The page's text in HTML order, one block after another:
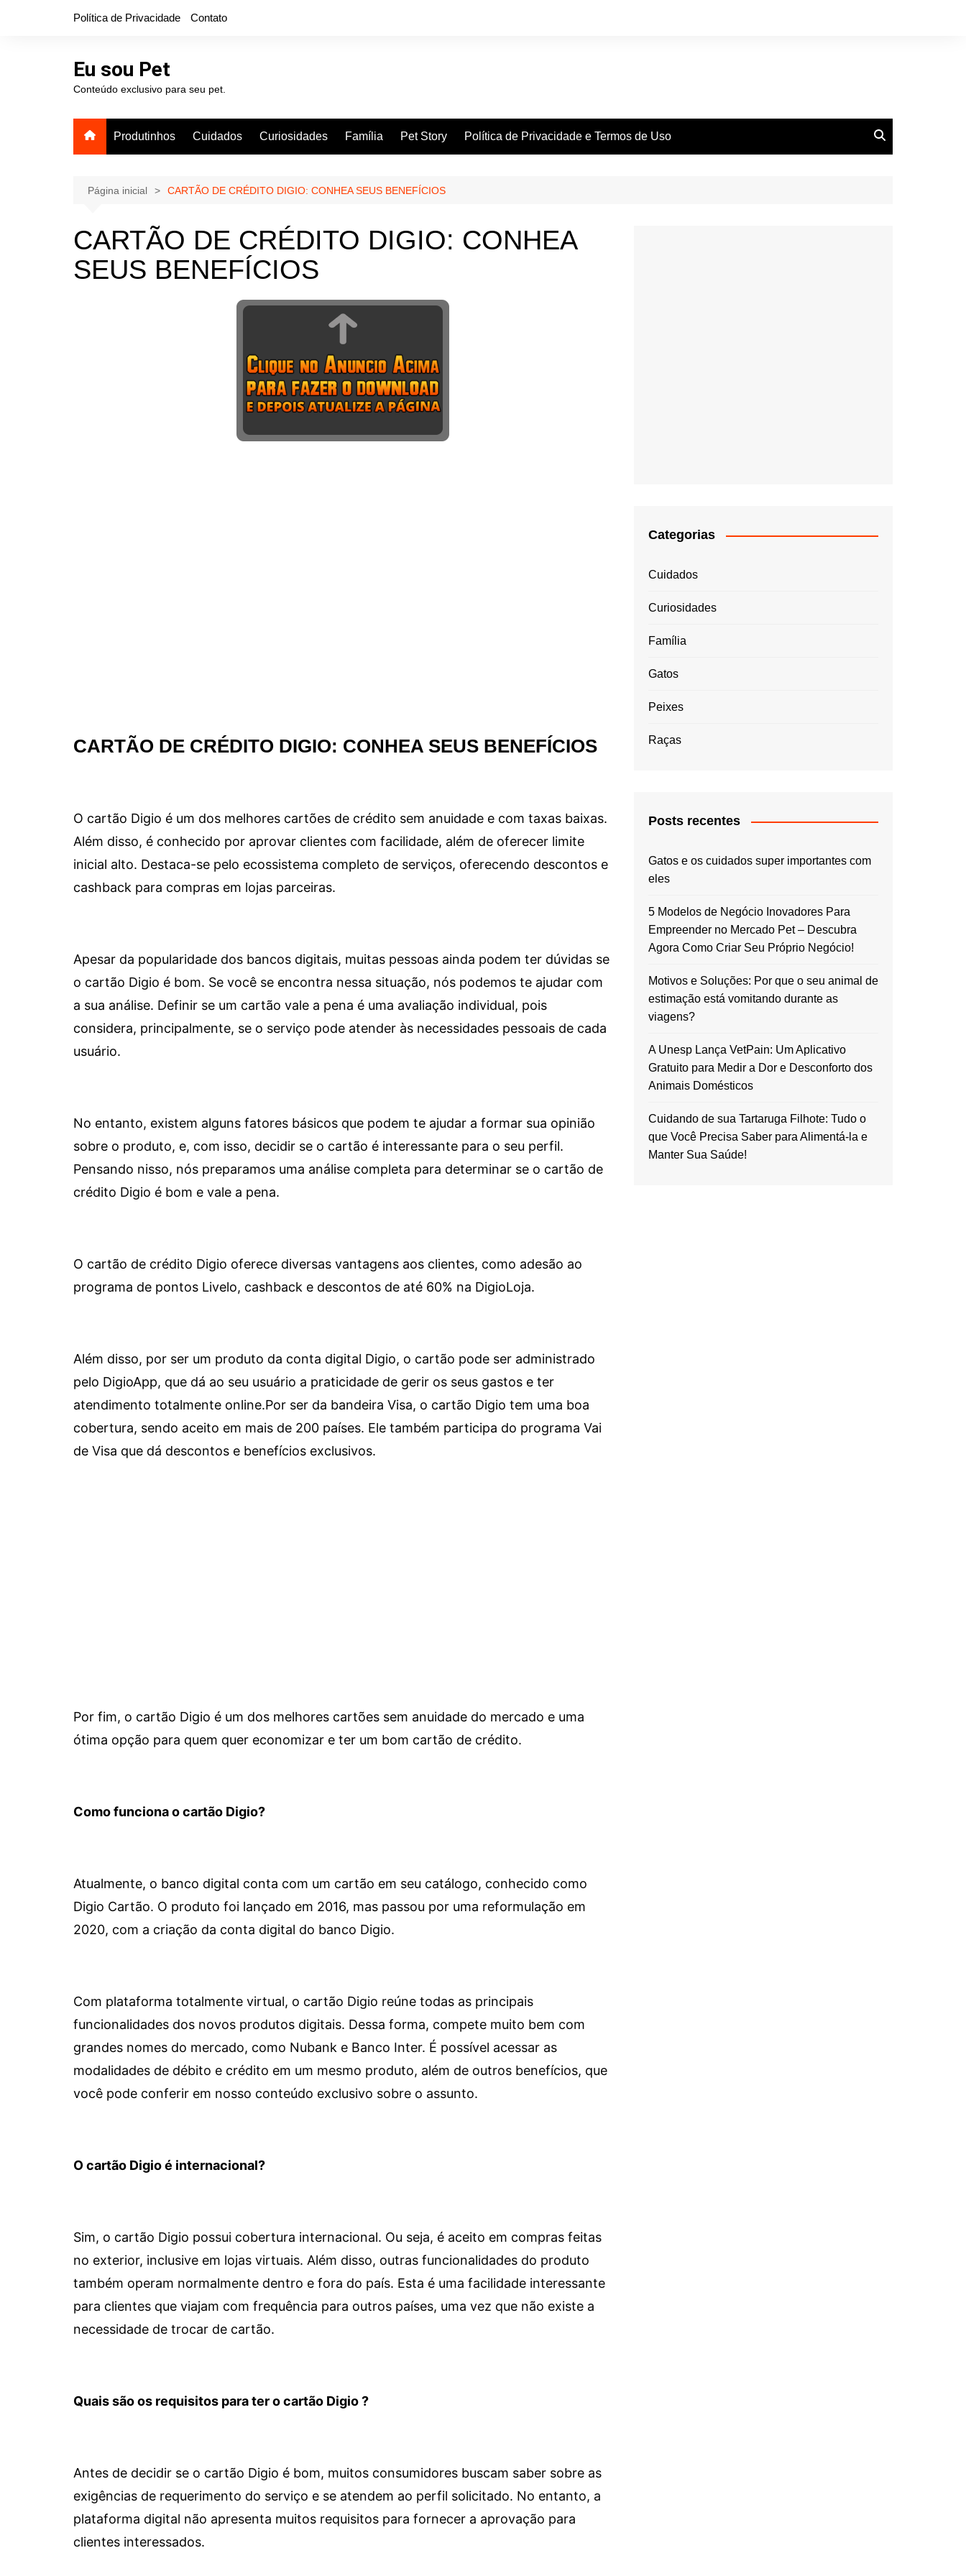
Política de Privacidade Contato
Eu sou Pet
Conteúdo exclusivo para seu pet.
Produtinhos Cuidados Curiosidades Família Pet Story Política de Privacidade e Termos de Uso
Página inicial CARTÃO DE CRÉDITO DIGIO: CONHEA SEUS BENEFÍCIOS
CARTÃO DE CRÉDITO DIGIO: CONHEA
SEUS BENEFÍCIOS
CARTÃO DE CRÉDITO DIGIO: CONHEA SEUS BENEFÍCIOS
O cartão Digio é um dos melhores cartões de crédito sem anuidade e com taxas baixas.
Além disso, é conhecido por aprovar clientes com facilidade, além de oferecer limite
inicial alto. Destaca-se pelo ecossistema completo de serviços, oferecendo descontos e
cashback para compras em lojas parceiras.
Apesar da popularidade dos bancos digitais, muitas pessoas ainda podem ter dúvidas se
o cartão Digio é bom. Se você se encontra nessa situação, nós podemos te ajudar com
a sua análise. Definir se um cartão vale a pena é uma avaliação individual, pois
considera, principalmente, se o serviço pode atender às necessidades pessoais de cada
usuário.
No entanto, existem alguns fatores básicos que podem te ajudar a formar sua opinião
sobre o produto, e, com isso, decidir se o cartão é interessante para o seu perfil.
Pensando nisso, nós preparamos uma análise completa para determinar se o cartão de
crédito Digio é bom e vale a pena.
O cartão de crédito Digio oferece diversas vantagens aos clientes, como adesão ao
programa de pontos Livelo, cashback e descontos de até 60% na DigioLoja.
Além disso, por ser um produto da conta digital Digio, o cartão pode ser administrado
pelo DigioApp, que dá ao seu usuário a praticidade de gerir os seus gastos e ter
atendimento totalmente online.Por ser da bandeira Visa, o cartão Digio tem uma boa
cobertura, sendo aceito em mais de 200 países. Ele também participa do programa Vai
de Visa que dá descontos e benefícios exclusivos.
Por fim, o cartão Digio é um dos melhores cartões sem anuidade do mercado e uma
ótima opção para quem quer economizar e ter um bom cartão de crédito.
Como funciona o cartão Digio?
Atualmente, o banco digital conta com um cartão em seu catálogo, conhecido como
Digio Cartão. O produto foi lançado em 2016, mas passou por uma reformulação em
2020, com a criação da conta digital do banco Digio.
Com plataforma totalmente virtual, o cartão Digio reúne todas as principais
funcionalidades dos novos produtos digitais. Dessa forma, compete muito bem com
grandes nomes do mercado, como Nubank e Banco Inter. É possível acessar as
modalidades de débito e crédito em um mesmo produto, além de outros benefícios, que
você pode conferir em nosso conteúdo exclusivo sobre o assunto.
O cartão Digio é internacional?
Sim, o cartão Digio possui cobertura internacional. Ou seja, é aceito em compras feitas
no exterior, inclusive em lojas virtuais. Além disso, outras funcionalidades do produto
também operam normalmente dentro e fora do país. Esta é uma facilidade interessante
para clientes que viajam com frequência para outros países, uma vez que não existe a
necessidade de trocar de cartão.
Quais são os requisitos para ter o cartão Digio ?
Antes de decidir se o cartão Digio é bom, muitos consumidores buscam saber sobre as
exigências de requerimento do serviço e se atendem ao perfil solicitado. No entanto, a
plataforma digital não apresenta muitos requisitos para fornecer a aprovação para
clientes interessados.
Categorias
Cuidados
Curiosidades
Família
Gatos
Peixes
Raças
Posts recentes
Gatos e os cuidados super importantes com
eles
5 Modelos de Negócio Inovadores Para
Empreender no Mercado Pet – Descubra
Agora Como Criar Seu Próprio Negócio!
Motivos e Soluções: Por que o seu animal de
estimação está vomitando durante as
viagens?
A Unesp Lança VetPain: Um Aplicativo
Gratuito para Medir a Dor e Desconforto dos
Animais Domésticos
Cuidando de sua Tartaruga Filhote: Tudo o
que Você Precisa Saber para Alimentá-la e
Manter Sua Saúde!